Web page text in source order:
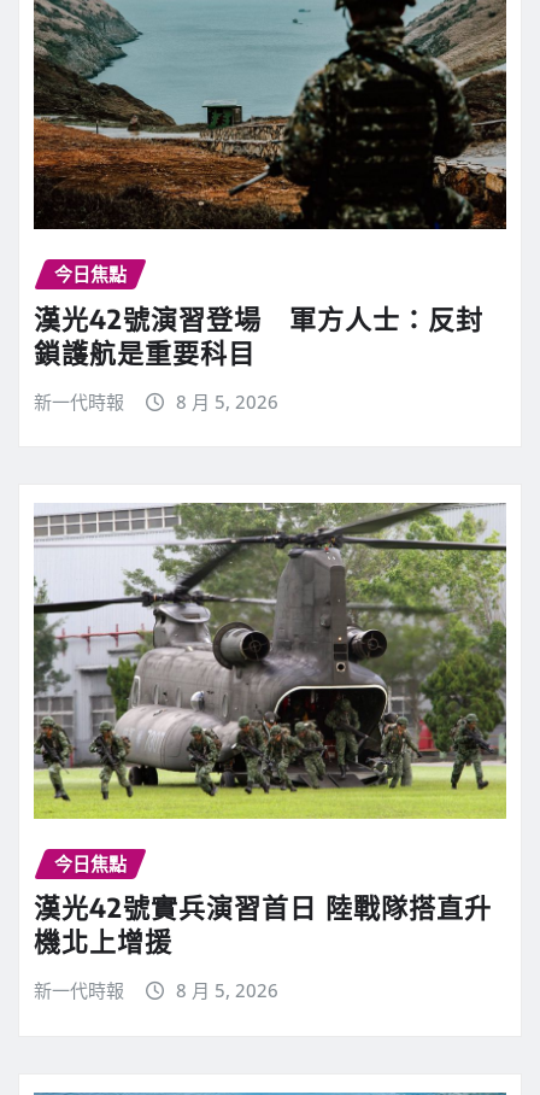
今日焦點
漢光42號演習登場 軍方人士：反封
鎖護航是重要科目
新一代時報 8 月 5, 2026
今日焦點
漢光42號實兵演習首日 陸戰隊搭直升
機北上增援
新一代時報 8 月 5, 2026